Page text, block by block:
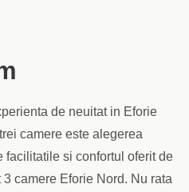
de neuitat in Eforie
camere este alegerea
facilitatile si confortul oferit de
camere Eforie Nord. Nu rata